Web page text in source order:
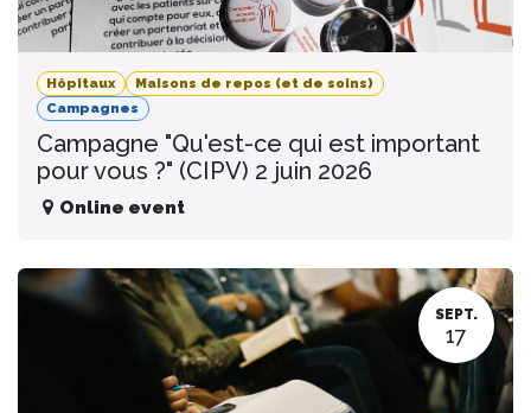
Hôpitaux
Maisons de repos (et de soins)
Campagnes
Campagne "Qu'est-ce qui est important
pour vous ?" (CIPV) 2 juin 2026
Online event
SEPT.
17